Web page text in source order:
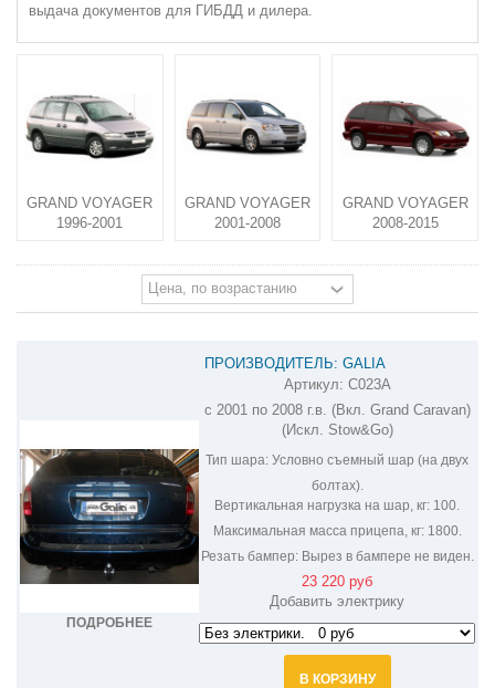
выдача документов для ГИБДД и дилера.
GRAND VOYAGER
1996-2001
GRAND VOYAGER
2001-2008
GRAND VOYAGER
2008-2015
ПОДРОБНЕЕ
ПРОИЗВОДИТЕЛЬ: GALIA
ОЦИНКОВАННЫЙ ФАРКОП НА
CHRYSLER VOYAGER C023A
Артикул: C023A
с 2001 по 2008 г.в. (Вкл. Grand Caravan)
(Искл. Stow&Go)
Тип шара: Условно съемный шар (на двух
болтах).
Вертикальная нагрузка на шар, кг: 100.
Максимальная масса прицепа, кг:1800.
Резать бампер:Вырез в бампере не виден.
23 220 руб
Добавить электрику
В КОРЗИНУ